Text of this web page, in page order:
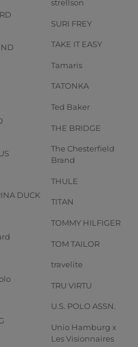
DUCK
strellson
SURI FREY
TAKE IT EASY
Tamaris
TATONKA
Ted Baker
THE BRIDGE
The Chesterfield
Brand
THULE
TITAN
TOMMY HILFIGER
TOM TAILOR
travelite
TRU VIRTU
U.S. POLO ASSN.
Unio Hamburg x
Les Visionnaires